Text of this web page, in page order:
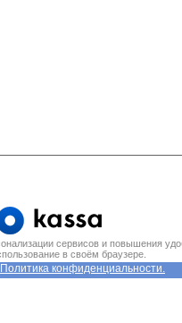
сервисов и повышения
в своём браузере.
Политика конфиденциальности.